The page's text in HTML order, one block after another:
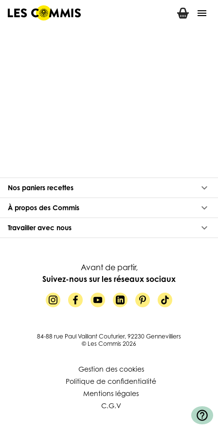
menu
Nos paniers recettes keyboard_arrow_down
À propos des Commis keyboard_arrow_down
Travailler avec nous keyboard_arrow_down
Avant de partir,
Suivez-nous sur les réseaux sociaux
84-88 rue Paul Vaillant Couturier, 92230 Gennevilliers
© Les Commis 2026
Gestion des cookies
Politique de confidentialité
Mentions légales
C.G.V
help_outline